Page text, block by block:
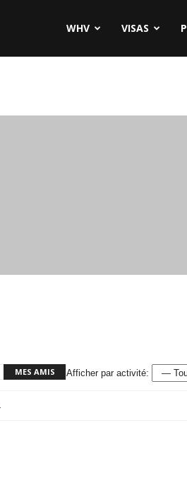
WHV VISAS
MES AMIS Afficher par activité: